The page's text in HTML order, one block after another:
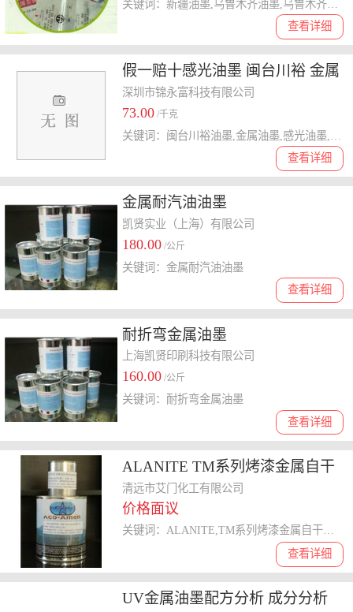
查看详细
假一赔十感光油墨 闽台川裕 金属
油墨PR-2000SA 感光浆/PR-3900
深圳市锦永富科技有限公司
73.00 /千克
查看详细
金属耐汽油油墨
凯贤实业（上海）有限公司
180.00 /公斤
查看详细
关键词：金属耐汽油油墨
耐折弯金属油墨
上海凯贤印刷科技有限公司
160.00 /公斤
查看详细
关键词：耐折弯金属油墨
ALANITE TM系列烤漆金属自干
油墨
清远市艾门化工有限公司
价格面议
查看详细
UV金属油墨配方分析 成分分析